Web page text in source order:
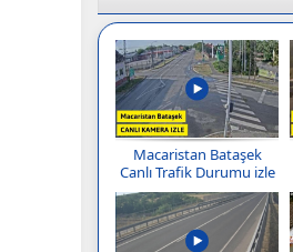
Macaristan Bataşek
Canlı Trafik Durumu izle